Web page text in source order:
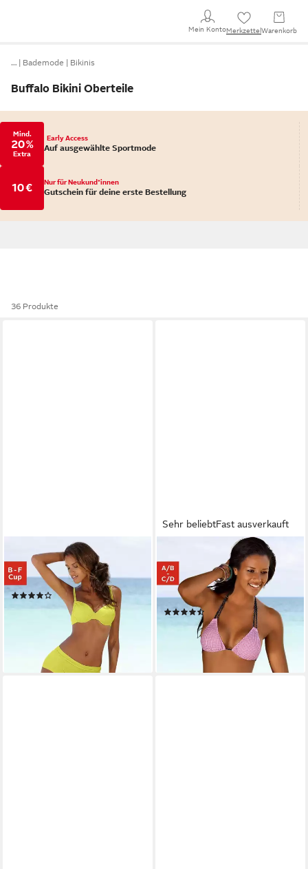
Mein KontoMerkzettel Warenkorb
… Bademode Bikinis
Buffalo Bikini Oberteile
Mind.
20 %
Extra
Early Access
Auf ausgewählte Sportmode
10 € Nur für Neukund*innen
Gutschein für deine erste Bestellung
36 Produkte
BUFFALO
Bügel-Bikini-Top Happy,
seitlich zu raffen
(1795)
ab 34,99 €
lieferbar - in 1-2 Werktagen bei dir
Sehr beliebtFast ausverkauft
Triangel-Bikini-Top Florida, mit
kleinen Karos und Punkten,
mit Doppelträgern
(300)
ab 26,99 € 36,99 €
lieferbar - in 2-3 Werktagen bei dir